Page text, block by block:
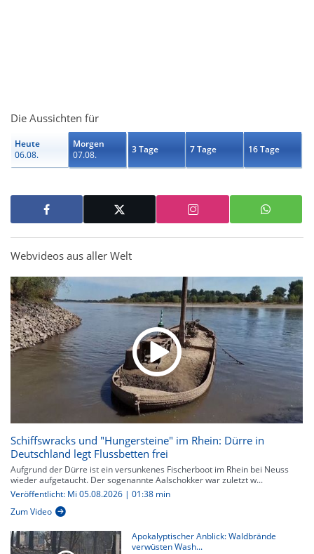
Die Aussichten für
Heute
06.08.
Morgen
07.08.
3 Tage 7 Tage 16 Tage
Webvideos aus aller Welt
Schiffswracks und "Hungersteine" im Rhein: Dürre in
Deutschland legt Flussbetten frei
Aufgrund der Dürre ist ein versunkenes Fischerboot im Rhein bei Neuss
wieder aufgetaucht. Der sogenannte Aalschokker war zuletzt w...
Veröffentlicht: Mi 05.08.2026 | 01:38 min
Zum Video
Apokalyptischer Anblick: Waldbrände
verwüsten Wash...